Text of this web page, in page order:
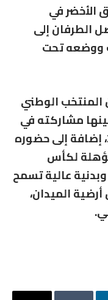
الأخضر في
الطرفان إلى
ووضعه تحت
الوطني
مشاركته في
نهائيات كأس أمم إفريقيا 2021، إضافة إلى حضوره
لكأس
وبدنية عالية تسمح
الميدان،